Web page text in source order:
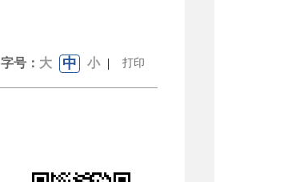
字号： 大 中 小 | 打印